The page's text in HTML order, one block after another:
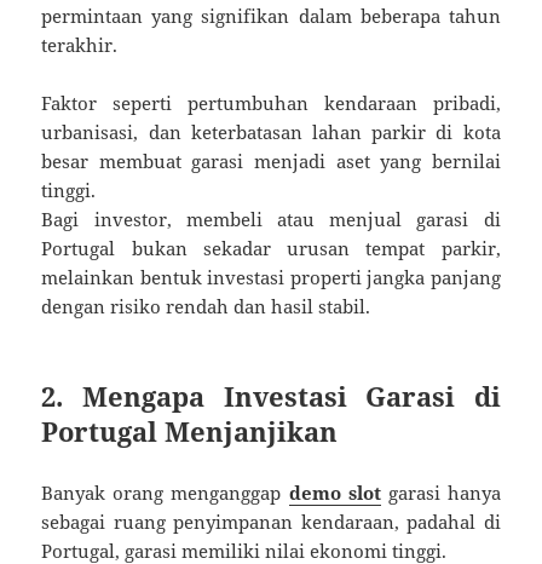
permintaan yang signifikan dalam beberapa tahun
terakhir.
Faktor seperti pertumbuhan kendaraan pribadi,
urbanisasi, dan keterbatasan lahan parkir di kota
besar membuat garasi menjadi aset yang bernilai
tinggi.
Bagi investor, membeli atau menjual garasi di
Portugal bukan sekadar urusan tempat parkir,
melainkan bentuk investasi properti jangka panjang
dengan risiko rendah dan hasil stabil.
2. Mengapa Investasi Garasi di
Portugal Menjanjikan
Banyak orang menganggap demo slotgarasi hanya
sebagai ruang penyimpanan kendaraan, padahal di
Portugal, garasi memiliki nilai ekonomi tinggi.